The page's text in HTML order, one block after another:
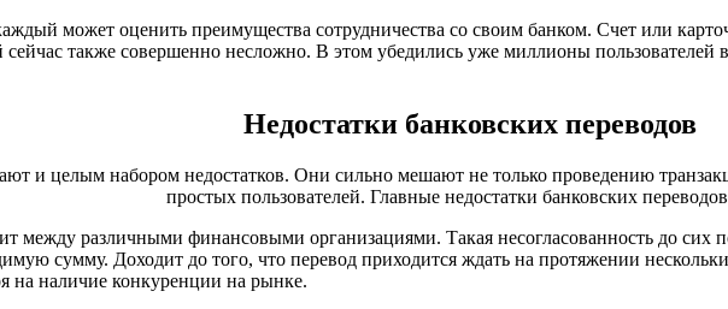
может оценить преимущества сотрудничества со своим банком. Счет или
сейчас также совершенно несложно. В этом убедились уже миллионы
Недостатки банковских переводов
и целым набором недостатков. Они сильно мешают не только проведению
простых пользователей. Главные недостатки банковских
между различными финансовыми организациями. Такая несогласованность до
сумму. Доходит до того, что перевод приходится ждать на протяжении
на наличие конкуренции на рынке.